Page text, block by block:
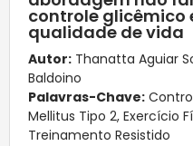
controle glicêmico
qualidade de vida
Autor: Thanatta Aguiar
Baldoino
Palavras-Chave:
Mellitus Tipo 2, Exercício
Treinamento Resistido